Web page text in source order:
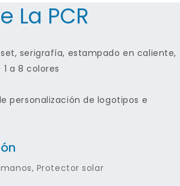
La PCR
serigrafía, estampado en caliente,
a 8 colores
personalización de logotipos e
Protector solar